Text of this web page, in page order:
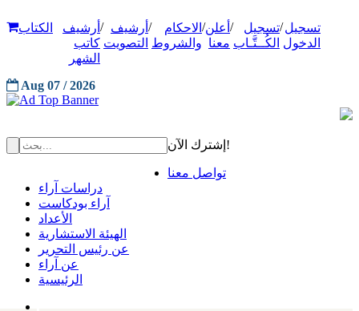
تسجيل
الدخول
/تسجيل
الكُــتَّـاب
/ أعلن
معنا
/ الاحكام
والشروط
/ أرشيف
التصويت
/ أرشيف
كاتب
الشهر
الكتاب
Aug 07 / 2026
إشترك الآن!
تواصل معنا
دراسات آراء
آراء بودكاست
الأعداد
الهيئة الاستشارية
عن رئيس التحرير
عن آراء
الرئيسية